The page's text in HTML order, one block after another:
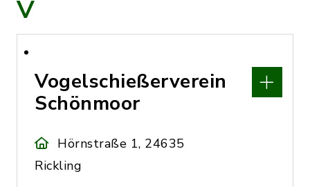
V
Vogelschießerverein
Schönmoor
Hörnstraße 1, 24635
Rickling